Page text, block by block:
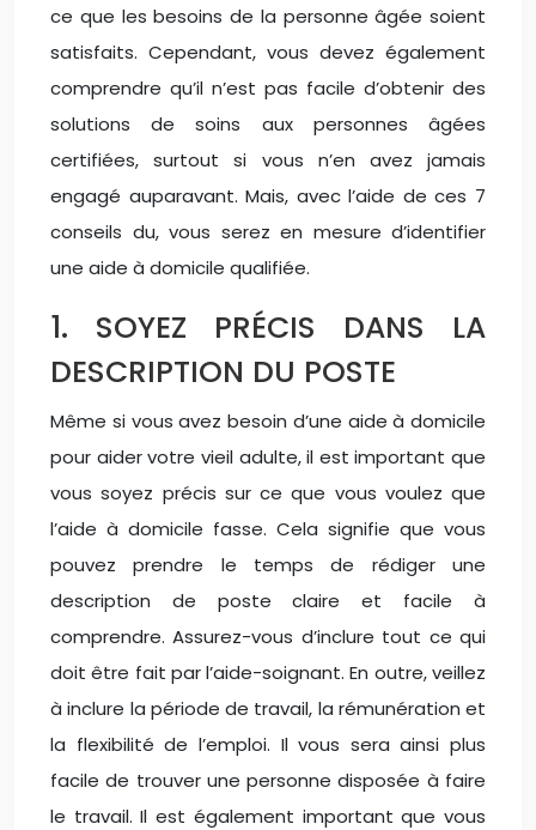
ce que les besoins de la personne âgée soient
satisfaits. Cependant, vous devez également
comprendre qu’il n’est pas facile d’obtenir des
solutions de soins aux personnes âgées
certifiées, surtout si vous n’en avez jamais
engagé auparavant. Mais, avec l’aide de ces 7
conseils du, vous serez en mesure d’identifier
une aide à domicile qualifiée.
1. SOYEZ PRÉCIS DANS LA
DESCRIPTION DU POSTE
Même si vous avez besoin d’une aide à domicile
pour aider votre vieil adulte, il est important que
vous soyez précis sur ce que vous voulez que
l’aide à domicile fasse. Cela signifie que vous
pouvez prendre le temps de rédiger une
description de poste claire et facile à
comprendre. Assurez-vous d’inclure tout ce qui
doit être fait par l’aide-soignant. En outre, veillez
à inclure la période de travail, la rémunération et
la flexibilité de l’emploi. Il vous sera ainsi plus
facile de trouver une personne disposée à faire
le travail. Il est également important que vous